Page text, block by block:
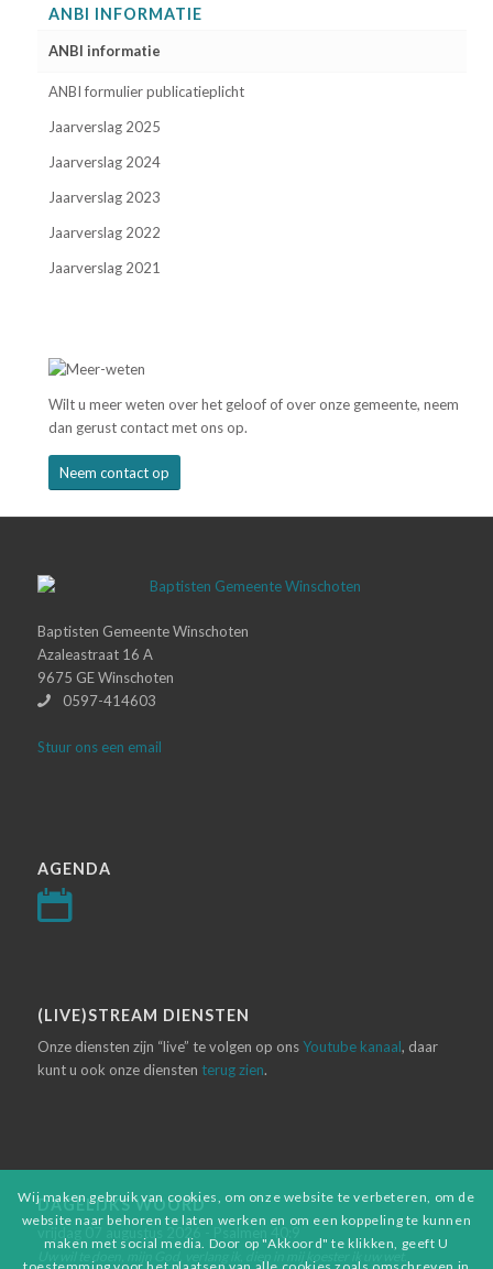
ANBI INFORMATIE
ANBI informatie
ANBI formulier publicatieplicht
Jaarverslag 2025
Jaarverslag 2024
Jaarverslag 2023
Jaarverslag 2022
Jaarverslag 2021
Wilt u meer weten over het geloof of over onze gemeente, neem
dan gerust contact met ons op.
Neem contact op
Baptisten Gemeente Winschoten
Azaleastraat 16 A
9675 GE Winschoten
0597-414603
Stuur ons een email
AGENDA
(LIVE)STREAM DIENSTEN
Onze diensten zijn “live” te volgen op onsYoutube kanaal, daar
kunt u ook onze diensten terug zien.
DAGELIJKS WOORD
Uw wil te doen, mijn God, verlang ik, diep in mij koester ik uw wet.
Wij maken gebruik van cookies, om onze website te verbeteren, om de
website naar behoren te laten werken en om een koppeling te kunnen
maken met social media. Door op "Akkoord" te klikken, geeft U